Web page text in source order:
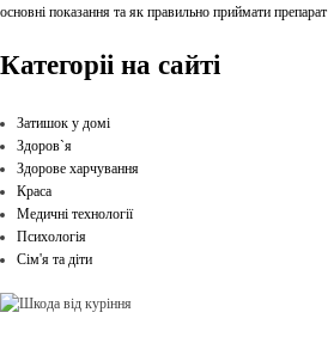
основні показання та як правильно приймати препарат
Категоріі на сайті
Затишок у домі
Здоров`я
Здорове харчування
Краса
Медичні технології
Психологія
Сім'я та діти